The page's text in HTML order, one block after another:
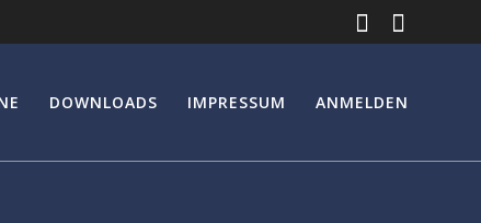
DOWNLOADS IMPRESSUM ANMELDEN